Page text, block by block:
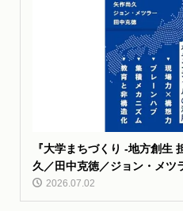
『大学まちづくり -地方創生
久／田中克徳／ジョン・メツ
2026.07.02